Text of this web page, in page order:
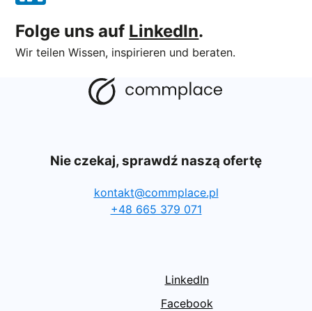
Folge uns auf LinkedIn.
Wir teilen Wissen, inspirieren und beraten.
Nie czekaj, sprawdź naszą ofertę
kontakt@commplace.pl
+48 665 379 071
LinkedIn
Facebook